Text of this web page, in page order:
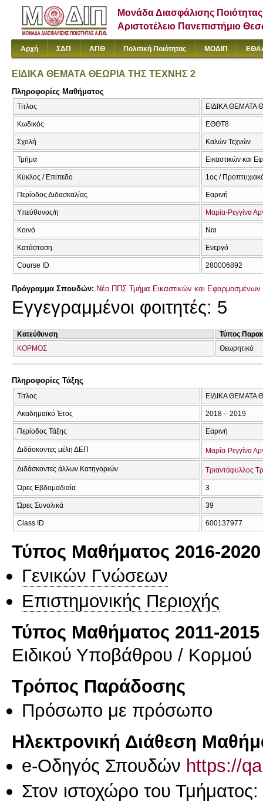
Μονάδα Διασφάλισης Ποιότητας
Αριστοτέλειο Πανεπιστήμιο
Αρχή ΣΔΠ ΑΠΘ Πολιτική Ποιότητας ΜΟΔΙΠ
ΕΙΔΙΚΑ ΘΕΜΑΤΑ ΘΕΩΡΙΑ ΤΗΣ ΤΕΧΝΗΣ 2
Πληροφορίες Μαθήματος
Τίτλος ΕΙΔΙΚΑ ΘΕΜΑΤΑ
Κωδικός ΕΘΘΤ8
Σχολή Καλών Τεχνών
Τμήμα Εικαστικών και
Κύκλος / Επίπεδο 1ος /
Περίοδος Διδασκαλίας Εαρινή
Υπεύθυνος/η Μαρία-Ρεγγίνα
Κοινό Ναι
Κατάσταση Ενεργό
Course ID 280006892
Πρόγραμμα Σπουδών: Νέο ΠΠΣ Τμήμα Εικαστικών και
Εγγεγραμμένοι φοιτητές: 5
Κατεύθυνση
Τύπος
ΚΟΡΜΟΣ
Θεωρητικό
Πληροφορίες Τάξης
Τίτλος ΕΙΔΙΚΑ ΘΕΜΑΤΑ
Ακαδημαϊκό Έτος 2018 – 2019
Περίοδος Τάξης Εαρινή
Διδάσκοντες μέλη ΔΕΠ Μαρία-Ρεγγίνα
Διδάσκοντες άλλων Κατηγοριών Τριαντάφυλλος
Ώρες Εβδομαδιαία 3
Ώρες Συνολικά 39
Class ID 600137977
Τύπος Μαθήματος 2016-2020
Γενικών Γνώσεων
Επιστημονικής Περιοχής
Τύπος Μαθήματος 2011-2015
Ειδικού Υποβάθρου / Κορμού
Τρόπος Παράδοσης
Πρόσωπο με πρόσωπο
Ηλεκτρονική Διάθεση
e-Οδηγός Σπουδών https://
Στον ιστοχώρο του Τμήματος: